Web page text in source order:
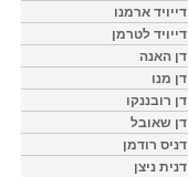
דייויד ארמנו
דייויד לטרמן
דן האנה
דן מנו
דן רובננקו
דן שאובל
דניס רודמן
דנית ניצן